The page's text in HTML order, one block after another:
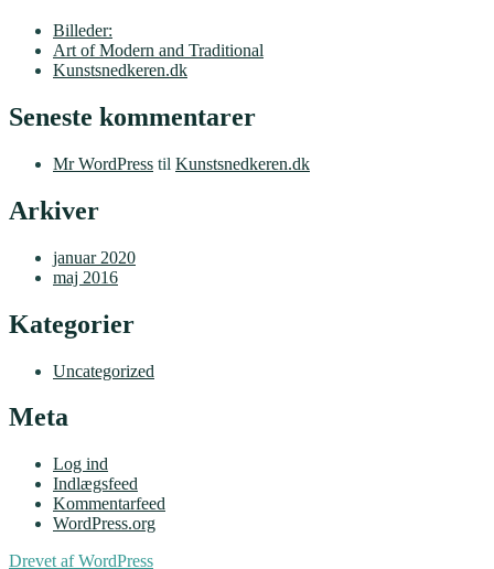
Billeder:
Art of Modern and Traditional
Kunstsnedkeren.dk
Seneste kommentarer
Mr WordPress til Kunstsnedkeren.dk
Arkiver
januar 2020
maj 2016
Kategorier
Uncategorized
Meta
Log ind
Indlægsfeed
Kommentarfeed
WordPress.org
Drevet af WordPress